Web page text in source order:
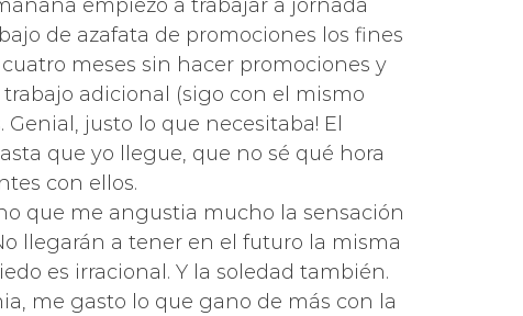
empiezo a trabajar a jornada
de azafata de promociones los fines
meses sin hacer promociones y
adicional (sigo con el mismo
justo lo que necesitaba! El
que yo llegue, que no sé qué hora
con ellos.
que me angustia mucho la sensación
llegarán a tener en el futuro la misma
es irracional. Y la soledad también.
me gasto lo que gano de más con la